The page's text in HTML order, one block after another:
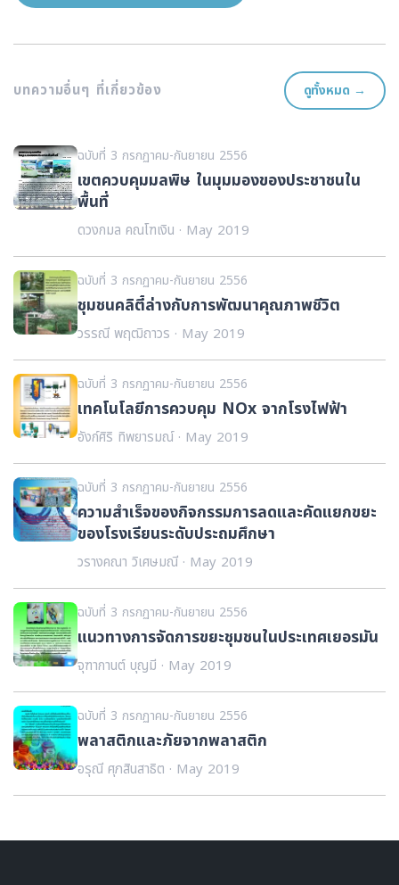
บทความอื่นๆ ที่เกี่ยวข้อง ดูทั้งหมด →
ฉบับที่ 3 กรกฏาคม-กันยายน 2556
เขตควบคุมมลพิษ ในมุมมองของประชาชนใน
พื้นที่
ดวงกมล คณโฑเงิน · May 2019
ฉบับที่ 3 กรกฏาคม-กันยายน 2556
ชุมชนคลิตี้ล่างกับการพัฒนาคุณภาพชีวิต
วรรณี พฤฒิถาวร · May 2019
ฉบับที่ 3 กรกฏาคม-กันยายน 2556
เทคโนโลยีการควบคุม NOx จากโรงไฟฟ้า
อังก์ศิริ ทิพยารมณ์ · May 2019
ฉบับที่ 3 กรกฏาคม-กันยายน 2556
ความสำเร็จของกิจกรรมการลดและคัดแยกขยะ
ของโรงเรียนระดับประถมศึกษา
วรางคณา วิเศษมณี · May 2019
ฉบับที่ 3 กรกฏาคม-กันยายน 2556
แนวทางการจัดการขยะชุมชนในประเทศเยอรมัน
จุฑากานต์ บุญมี · May 2019
ฉบับที่ 3 กรกฏาคม-กันยายน 2556
พลาสติกและภัยจากพลาสติก
อรุณี ศุภสินสาธิต · May 2019